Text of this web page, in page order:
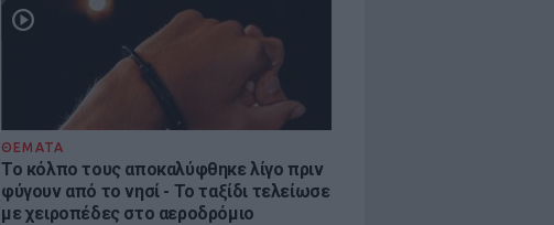
ΘΕΜΑΤΑ
Το κόλπο τους αποκαλύφθηκε λίγο πριν
φύγουν από το νησί - Το ταξίδι τελείωσε
με χειροπέδες στο αεροδρόμιο